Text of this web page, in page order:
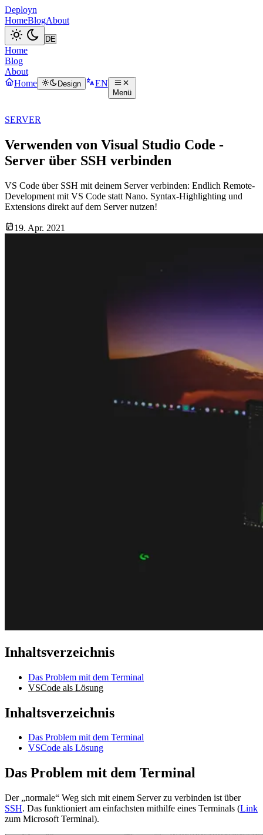
Deployn
HomeBlogAbout
Home
Blog
About
Home
Design EN
Menü
SERVER
Verwenden von Visual Studio Code -
Server über SSH verbinden
VS Code über SSH mit deinem Server verbinden: Endlich Remote-
Development mit VS Code statt Nano. Syntax-Highlighting und
Extensions direkt auf dem Server nutzen!
19. Apr. 2021
Inhaltsverzeichnis
Das Problem mit dem Terminal
VSCode als Lösung
Inhaltsverzeichnis
Das Problem mit dem Terminal
VSCode als Lösung
Das Problem mit dem Terminal
Der „normale“ Weg sich mit einem Server zu verbinden ist über
SSH. Das funktioniert am einfachsten mithilfe eines Terminals (Link
zum Microsoft Terminal).